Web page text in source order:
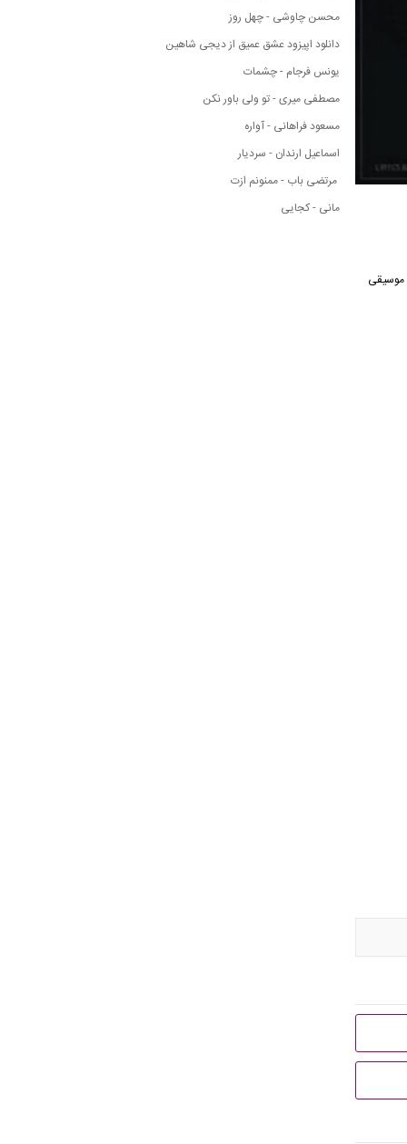
موسیقی
محسن چاوشی - چهل روز
دانلود اپیزود عشق عمیق از دیجی شاهین
یونس فرجام - چشمات
مصطفی میری - تو ولی باور نکن
مسعود فراهانی - آواره
اسماعیل ارندان - سردیار
مرتضی باب - ممنونم ازت
مانی - کجایی